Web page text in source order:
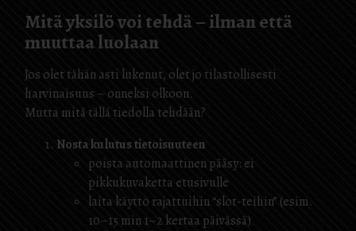
Mitä yksilö voi tehdä – ilman että
muuttaa luolaan
Jos olet tähän asti lukenut, olet jo tilastollisesti
harvinaisuus – onneksi olkoon.
Mutta mitä tällä tiedolla tehdään?
Nosta kulutus tietoisuuteen
poista automaattinen pääsy: ei
pikkukuvaketta etusivulle
laita käyttö rajattuihin “slot-teihin” (esim.
10–15 min 1–2 kertaa päivässä)